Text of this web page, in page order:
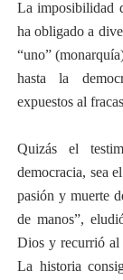
La imposibilidad
ha obligado a
“uno”
hasta la
expuestos al
Quizás el
democracia, sea
pasión y muerte
de manos”,
Dios y recurrió al
La historia